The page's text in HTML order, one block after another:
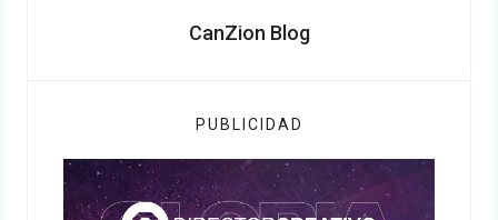
CanZion Blog
PUBLICIDAD